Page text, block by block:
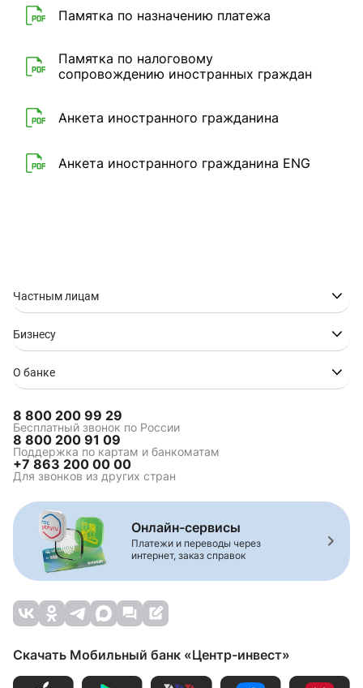
Памятка по назначению платежа
Памятка по налоговому
сопровождению иностранных граждан
Анкета иностранного гражданина
Анкета иностранного гражданина ENG
Частным лицам
Бизнесу
О банке
8 800 200 99 29
Бесплатный звонок по России
8 800 200 91 09
Поддержка по картам и банкоматам
+7 863 200 00 00
Для звонков из других стран
Онлайн-сервисы
Платежи и переводы через
интернет, заказ справок
Скачать Мобильный банк «Центр-инвест»